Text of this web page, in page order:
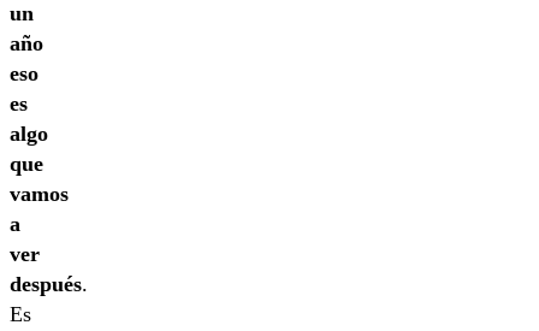
un
año
eso
es
algo
que
vamos
a
ver
después.
Es